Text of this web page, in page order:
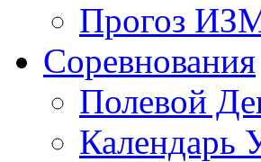
Прогоз
Соревнования
Полевой
Календарь